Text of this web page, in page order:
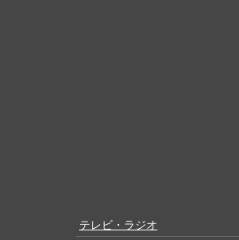
テレビ・ラジオ